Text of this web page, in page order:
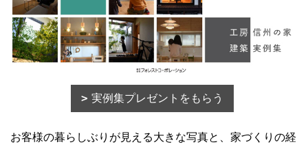
実例集プレゼントをもらう
お客様の暮らしぶりが見える大きな写真と、家づくりの経